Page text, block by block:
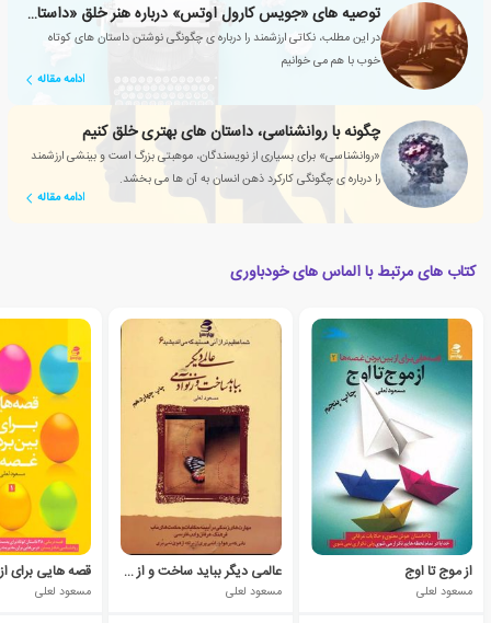
توصیه های «جویس کارول اوتس» درباره هنر خلق «داستان کوتاه»
در این مطلب، نکاتی ارزشمند را درباره ی چگونگی نوشتن داستان های کوتاه
خوب با هم می خوانیم
ادامه مقاله
چگونه با روانشناسی، داستان های بهتری خلق کنیم
«روانشناسی» برای بسیاری از نویسندگان، موهبتی بزرگ است و بینشی ارزشمند
را درباره ی چگونگی کارکرد ذهن انسان به آن ها می بخشد.
ادامه مقاله
کتاب های مرتبط با الماس های خودباوری
از موج تا اوج
مسعود لعلی
عالمی دیگر بباید ساخت و از نو آدمی
مسعود لعلی مسعود لعلی